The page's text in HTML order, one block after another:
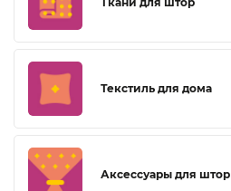
Текстиль для дома
Аксессуары для штор